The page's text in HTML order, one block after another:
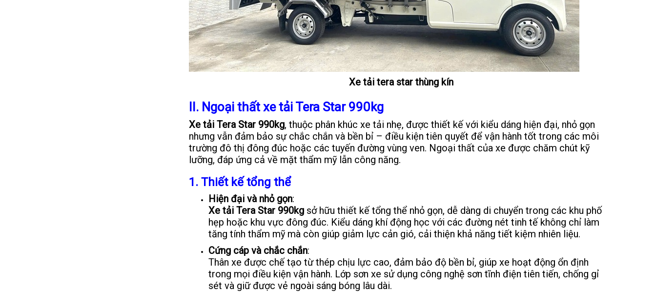
Xe tải tera star thùng kín
II. Ngoại thất xe tải Tera Star 990kg
Xe tải Tera Star 990kg, thuộc phân khúc xe tải nhẹ, được thiết kế với kiểu dáng hiện đại, nhỏ gọn
nhưng vẫn đảm bảo sự chắc chắn và bền bỉ – điều kiện tiên quyết để vận hành tốt trong các môi
trường đô thị đông đúc hoặc các tuyến đường vùng ven. Ngoại thất của xe được chăm chút kỹ
lưỡng, đáp ứng cả về mặt thẩm mỹ lẫn công năng.
1. Thiết kế tổng thể
Hiện đại và nhỏ gọn:
Xe tải Tera Star 990kg sở hữu thiết kế tổng thể nhỏ gọn, dễ dàng di chuyển trong các khu phố
hẹp hoặc khu vực đông đúc. Kiểu dáng khí động học với các đường nét tinh tế không chỉ làm
tăng tính thẩm mỹ mà còn giúp giảm lực cản gió, cải thiện khả năng tiết kiệm nhiên liệu.
Cứng cáp và chắc chắn:
Thân xe được chế tạo từ thép chịu lực cao, đảm bảo độ bền bỉ, giúp xe hoạt động ổn định
trong mọi điều kiện vận hành. Lớp sơn xe sử dụng công nghệ sơn tĩnh điện tiên tiến, chống gỉ
sét và giữ được vẻ ngoài sáng bóng lâu dài.